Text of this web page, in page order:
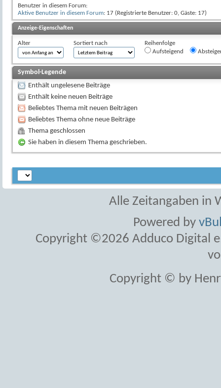
Benutzer in diesem Forum:
Aktive Benutzer in diesem Forum: 17 (Registrierte Benutzer: 0, Gäste: 17)
Anzeige-Eigenschaften
Alter Sortiert nach
Reihenfolge
Aufsteigend
Symbol-Legende
Enthält ungelesene Beiträge
Enthält keine neuen Beiträge
Beliebtes Thema mit neuen Beiträgen
Beliebtes Thema ohne neue Beiträge
Thema geschlossen
Sie haben in diesem Thema geschrieben.
Alle Zeitangaben in
Powered by
Copyright ©2026 Adduco Digital
Copyright © by